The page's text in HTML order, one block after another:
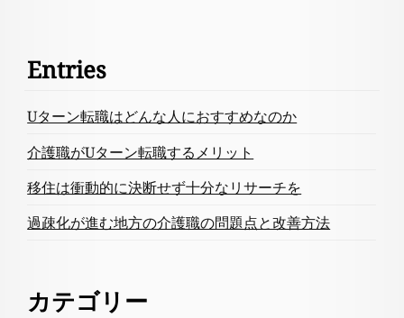
Entries
Uターン転職はどんな人におすすめなのか
介護職がUターン転職するメリット
移住は衝動的に決断せず十分なリサーチを
過疎化が進む地方の介護職の問題点と改善方法
カテゴリー